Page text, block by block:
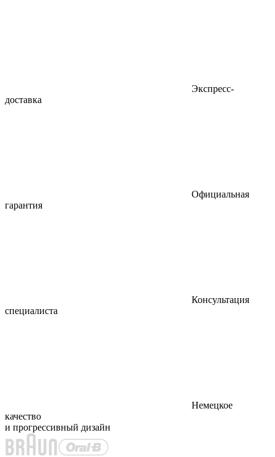
Экспресс-
доставка
Официальная
гарантия
Консультация
специалиста
Немецкое
качество
и прогрессивный дизайн